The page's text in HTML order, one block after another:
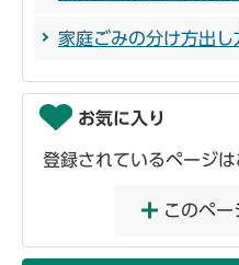
家庭ごみの分け方出し
お気に入り
登録されているページは
このペー